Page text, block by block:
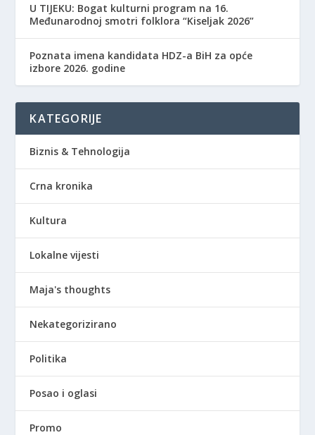
​U TIJEKU: Bogat kulturni program na 16.
Međunarodnoj smotri folklora “Kiseljak 2026”
Poznata imena kandidata HDZ-a BiH za opće
izbore 2026. godine
KATEGORIJE
Biznis & Tehnologija
Crna kronika
Kultura
Lokalne vijesti
Maja's thoughts
Nekategorizirano
Politika
Posao i oglasi
Promo